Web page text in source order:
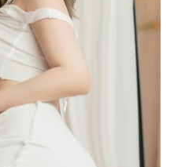
徐莉芝
之刃 蝴蝶忍[44P-298MB]
[92P-386M] 2023-08-19